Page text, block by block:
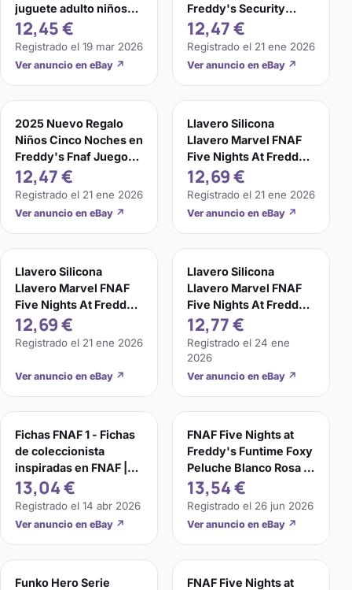
juguete adulto niños
regalo 8" Fnaf Five
Nights at Freddy's
12,45 €
Registrado el 19 mar 2026
Ver anuncio en eBay ↗
Freddy's Security
Breach juguete adulto
niños regalo 8"
tendencia
12,47 €
Registrado el 21 ene 2026
Ver anuncio en eBay ↗
2025 Nuevo Regalo
Niños Cinco Noches en
Freddy's Fnaf Juego
Peluche Muñeco Foxy
12,47 €
Registrado el 21 ene 2026
Ver anuncio en eBay ↗
Llavero Silicona
Llavero Marvel FNAF
Five Nights At Freddy’s
Figura Juguetes
Regalo
12,69 €
Registrado el 21 ene 2026
Ver anuncio en eBay ↗
Llavero Silicona
Llavero Marvel FNAF
Five Nights At Freddy’s
Figura Juguetes
Regalo
12,69 €
Registrado el 21 ene 2026
Ver anuncio en eBay ↗
Llavero Silicona
Llavero Marvel FNAF
Five Nights At Freddy’s
Figura Juguetes
Regalo
12,77 €
Registrado el 24 ene
2026
Ver anuncio en eBay ↗
Fichas FNAF 1 - Fichas
de coleccionista
inspiradas en FNAF |
Freddy
13,04 €
Registrado el 14 abr 2026
Ver anuncio en eBay ↗
FNAF Five Nights at
Freddy's Funtime Foxy
Peluche Blanco Rosa 18
cm Nuevo
13,54 €
Registrado el 26 jun 2026
Ver anuncio en eBay ↗
Funko Hero Serie
FNAF Five Nights at